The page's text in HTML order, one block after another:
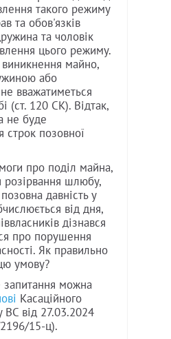
такого режиму
та обов'язків
та чоловік
цього режиму.
майно,
або
вважатиметься
(ст. 120 СК). Відтак,
не буде
строк позовної
про поділ майна,
розірвання шлюбу,
давність у
від дня,
дізнався
про порушення
Як правильно
умову?
запитання можна
Касаційного
ВС від 27.03.2024
15-ц).